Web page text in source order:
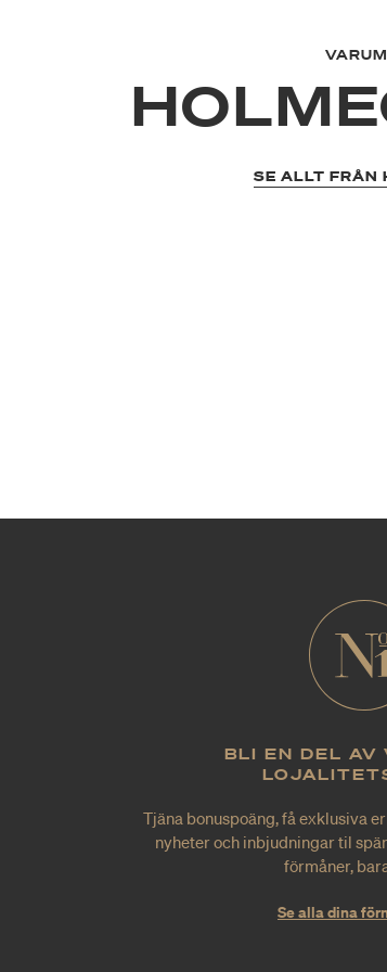
SE ALLT FRÅN
BLI EN DEL AV
Tjäna bonuspoäng, få exklusiva
nyheter och inbjudningar til
förmåner,
Se alla dina